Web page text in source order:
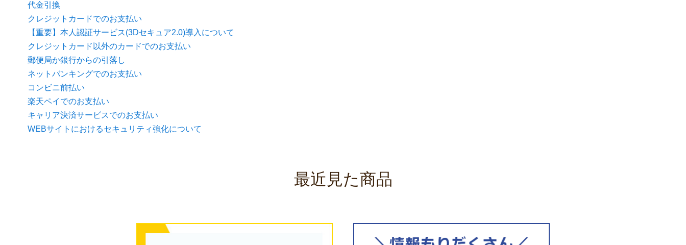
代金引換
クレジットカードでのお支払い
【重要】本人認証サービス(3Dセキュア2.0)導入について
クレジットカード以外のカードでのお支払い
郵便局か銀行からの引落し
ネットバンキングでのお支払い
コンビニ前払い
楽天ペイでのお支払い
キャリア決済サービスでのお支払い
WEBサイトにおけるセキュリティ強化について
最近見た商品